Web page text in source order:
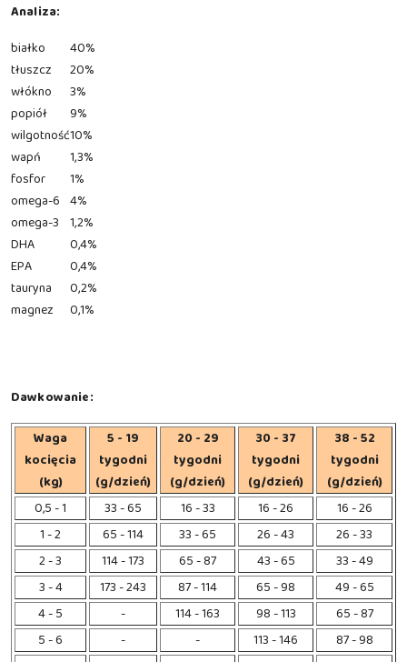
Analiza:
białko
40%
tłuszcz
20%
włókno
3%
popiół
9%
wilgotność10%
wapń
1,3%
fosfor
1%
omega-6 4%
omega-3 1,2%
DHA
0,4%
EPA
0,4%
tauryna
0,2%
magnez
0,1%
Dawkowanie:
Waga
kocięcia
(kg)
5 - 19
tygodni
(g/dzień)
20 - 29
tygodni
(g/dzień)
30 - 37
tygodni
(g/dzień)
38 - 52
tygodni
(g/dzień)
0,5 - 1
33 - 65 16 - 33 16 - 26
16 - 26
1 - 2
65 - 114 33 - 65 26 - 43
26 - 33
2 - 3
114 - 173 65 - 87 43 - 65
33 - 49
3 - 4
173 - 243 87 - 114 65 - 98
49 - 65
4 - 5
- 114 - 163 98 - 113
65 - 87
5 - 6
- - 113 - 146
87 - 98